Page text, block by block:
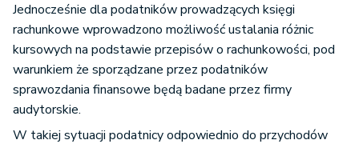
Jednocześnie dla podatników prowadzących księgi
rachunkowe wprowadzono możliwość ustalania różnic
kursowych na podstawie przepisów o rachunkowości, pod
warunkiem że sporządzane przez podatników
sprawozdania finansowe będą badane przez firmy
audytorskie.
W takiej sytuacji podatnicy odpowiednio do przychodów